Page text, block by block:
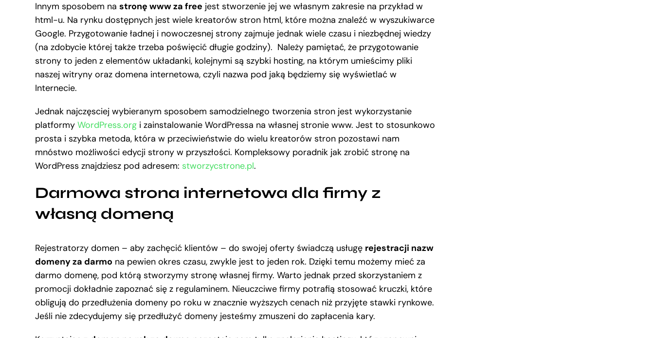
Innym sposobem na stronę www za free jest stworzenie jej we własnym zakresie na przykład w
html-u. Na rynku dostępnych jest wiele kreatorów stron html, które można znaleźć w wyszukiwarce
Google. Przygotowanie ładnej i nowoczesnej strony zajmuje jednak wiele czasu i niezbędnej wiedzy
(na zdobycie której także trzeba poświęcić długie godziny). Należy pamiętać, że przygotowanie
strony to jeden z elementów układanki, kolejnymi są szybki hosting, na którym umieścimy pliki
naszej witryny oraz domena internetowa, czyli nazwa pod jaką będziemy się wyświetlać w
Internecie.
Jednak najczęsciej wybieranym sposobem samodzielnego tworzenia stron jest wykorzystanie
platformy WordPress.org i zainstalowanie WordPressa na własnej stronie www. Jest to stosunkowo
prosta i szybka metoda, która w przeciwieństwie do wielu kreatorów stron pozostawi nam
mnóstwo możliwości edycji strony w przyszłości. Kompleksowy poradnik jak zrobić stronę na
WordPress znajdziesz pod adresem: stworzycstrone.pl.
Darmowa strona internetowa dla firmy z
własną domeną
Rejestratorzy domen – aby zachęcić klientów – do swojej oferty świadczą usługę rejestracji nazw
domeny za darmo na pewien okres czasu, zwykle jest to jeden rok. Dzięki temu możemy mieć za
darmo domenę, pod którą stworzymy stronę własnej firmy. Warto jednak przed skorzystaniem z
promocji dokładnie zapoznać się z regulaminem. Nieuczciwe firmy potrafią stosować kruczki, które
obligują do przedłużenia domeny po roku w znacznie wyższych cenach niż przyjęte stawki rynkowe.
Jeśli nie zdecydujemy się przedłużyć domeny jesteśmy zmuszeni do zapłacenia kary.